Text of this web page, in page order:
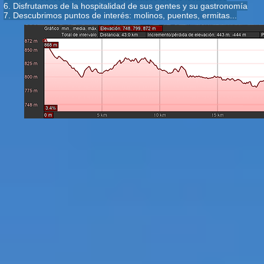
6. Disfrutamos de la hospitalidad de sus gentes y su gastronomía
7. Descubrimos puntos de interés: molinos, puentes, ermitas...